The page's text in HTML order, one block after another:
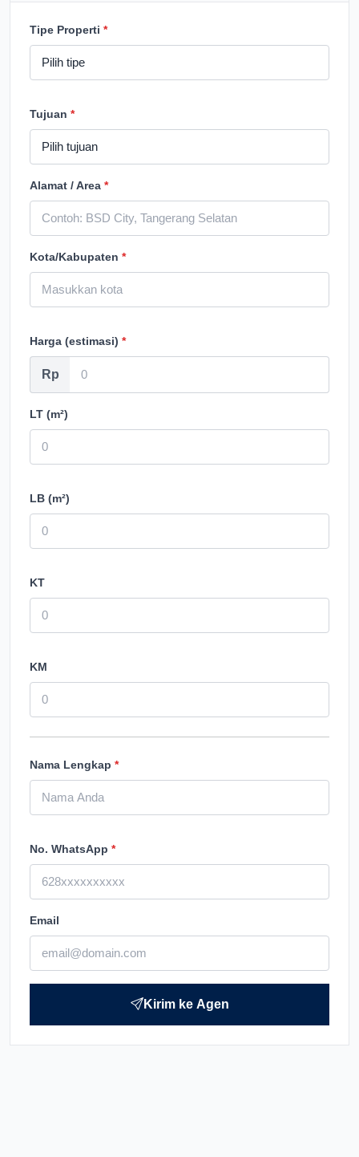
Tipe Properti *
Tujuan *
Alamat / Area *
Kota/Kabupaten *
Harga (estimasi) *
Rp
LT (m²)
LB (m²)
KT
KM
Nama Lengkap *
No. WhatsApp *
Email
Kirim ke Agen